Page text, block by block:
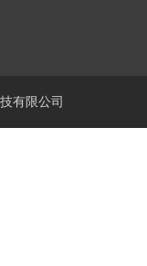
有限公司